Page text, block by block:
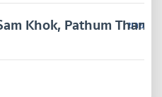
ขาย
Khok, Pathum Thani.